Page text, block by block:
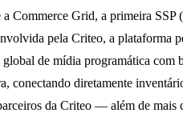
a Commerce Grid, a primeira
pela Criteo, a plataforma
de mídia programática com
conectando diretamente
da Criteo — além de mais